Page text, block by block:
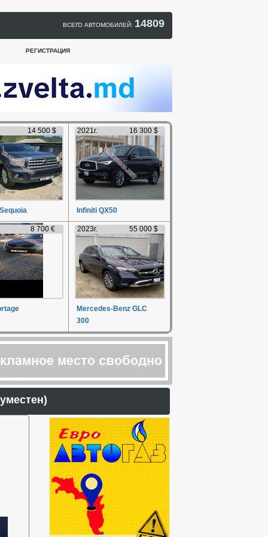
ВСЕГО АВТОМОБИЛЕЙ: 14809
РЕГИСТРАЦИЯ
14 500 $ 2021г. 16 300 $
Infiniti QX50
8 700 € 2023г. 55 000 $
Mercedes-Benz GLC
300